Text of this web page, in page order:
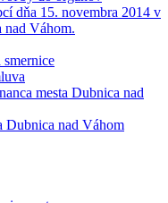
dňa 15. novembra 2014 v
nad Váhom.
mesta Dubnica nad
Dubnica nad Váhom